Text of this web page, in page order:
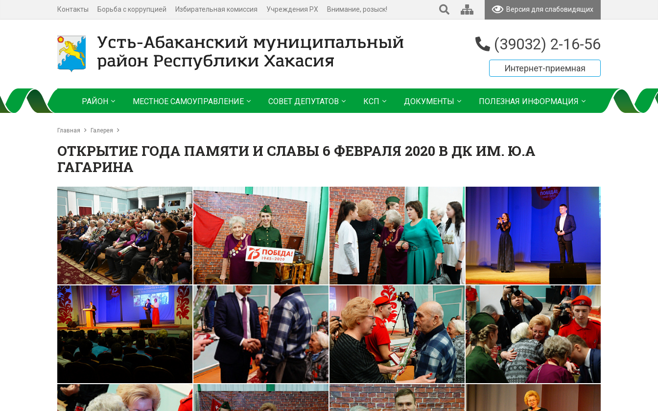
Контакты Борьба с коррупцией Избирательная комиссия Учреждения РХ Внимание, розыск! Версия для слабовидящих
(39032) 2-16-56
Интернет-приемная
РАЙОН МЕСТНОЕ САМОУПРАВЛЕНИЕ СОВЕТ ДЕПУТАТОВ КСП ДОКУМЕНТЫ ПОЛЕЗНАЯ ИНФОРМАЦИЯ
Главная Галерея
ОТКРЫТИЕ ГОДА ПАМЯТИ И СЛАВЫ 6 ФЕВРАЛЯ 2020 В ДК ИМ. Ю.А
ГАГАРИНА